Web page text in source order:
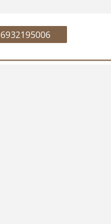
6932195006